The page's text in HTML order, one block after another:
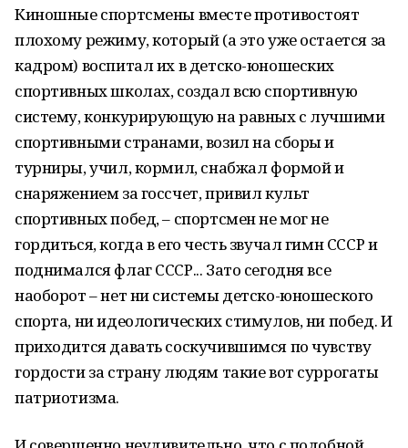
Киношные спортсмены вместе противостоят
плохому режиму, который (а это уже остается за
кадром) воспитал их в детско-юношеских
спортивных школах, создал всю спортивную
систему, конкурирующую на равных с лучшими
спортивными странами, возил на сборы и
турниры, учил, кормил, снабжал формой и
снаряжением за госсчет, привил культ
спортивных побед, – спортсмен не мог не
гордиться, когда в его честь звучал гимн СССР и
поднимался флаг СССР... Зато сегодня все
наоборот – нет ни системы детско-юношеского
спорта, ни идеологических стимулов, ни побед. И
приходится давать соскучившимся по чувству
гордости за страну людям такие вот суррогаты
патриотизма.